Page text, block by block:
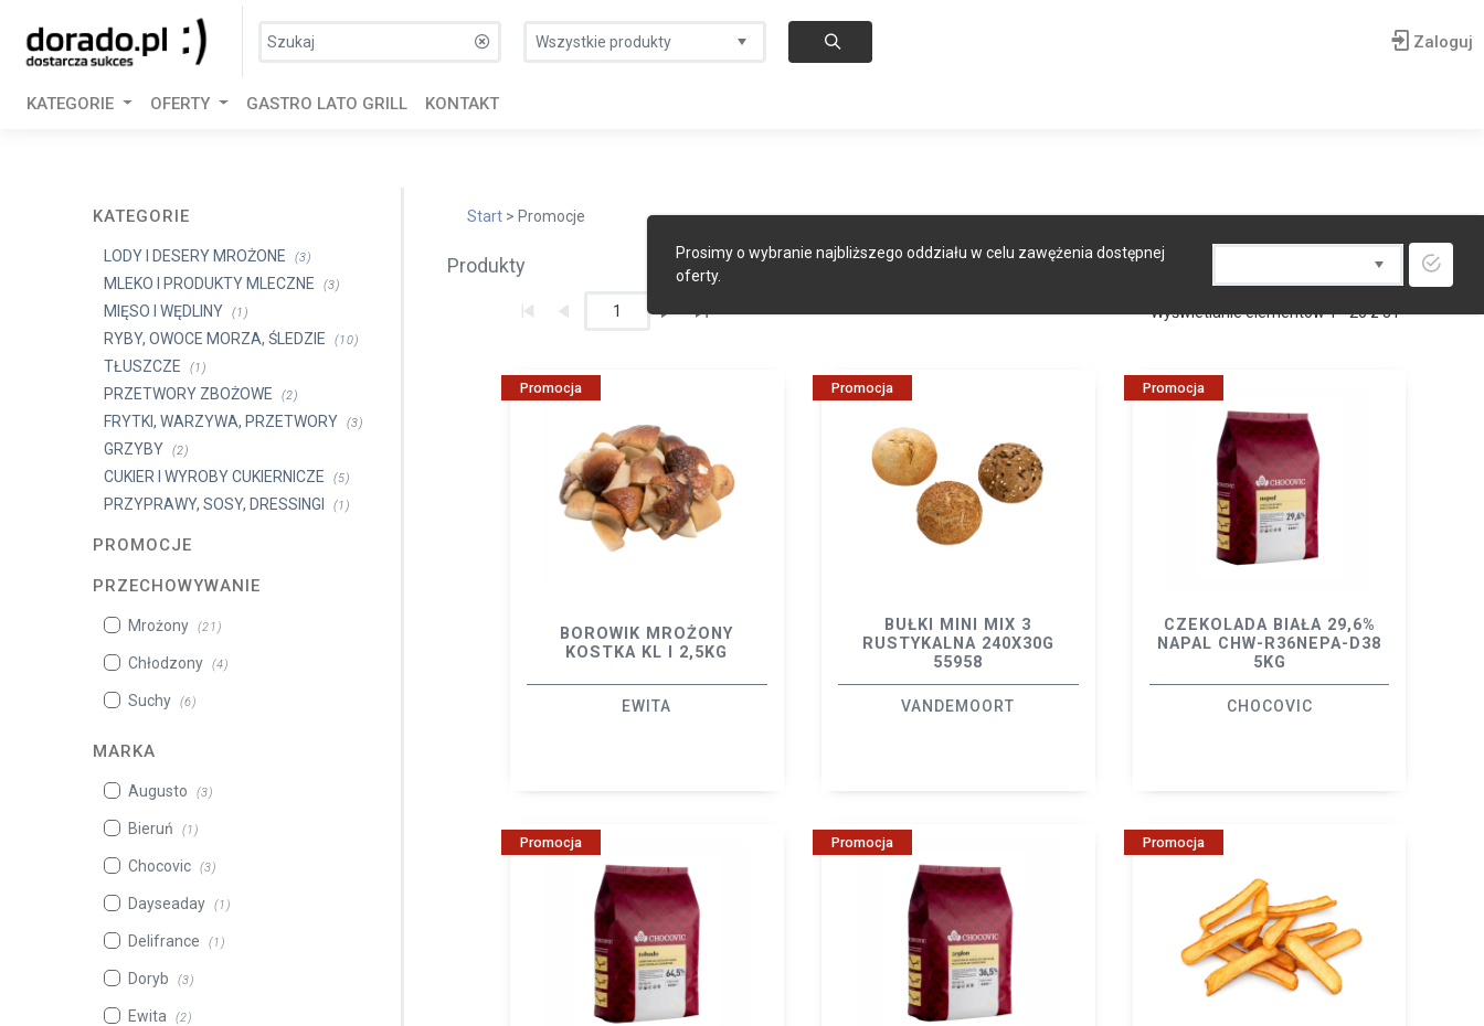
Wszystkie produkty Zaloguj
KATEGORIE OFERTY GASTRO LATO GRILL KONTAKT
Prosimy o wybranie najbliższego oddziału w celu zawężenia dostępnej
oferty.
KATEGORIE
LODY I DESERY MROŻONE (3)
MLEKO I PRODUKTY MLECZNE (3)
MIĘSO I WĘDLINY (1)
RYBY, OWOCE MORZA, ŚLEDZIE (10)
TŁUSZCZE (1)
PRZETWORY ZBOŻOWE (2)
FRYTKI, WARZYWA, PRZETWORY (3)
GRZYBY (2)
CUKIER I WYROBY CUKIERNICZE (5)
PRZYPRAWY, SOSY, DRESSINGI (1)
PROMOCJE
PRZECHOWYWANIE
Mrożony (21)
Chłodzony (4)
Suchy (6)
MARKA
Augusto (3)
Bieruń (1)
Chocovic (3)
Dayseaday (1)
Delifrance (1)
Doryb (3)
Ewita (2)
Start > Promocje
Produkty
1 Wyświetlanie elementów 1 - 20 z 31
Promocja
BOROWIK MROŻONY
KOSTKA KL I 2,5KG
EWITA
Promocja
BUŁKI MINI MIX 3
RUSTYKALNA 240X30G
55958
VANDEMOORT
Promocja
CZEKOLADA BIAŁA 29,6%
NAPAL CHW-R36NEPA-D38
5KG
CHOCOVIC
Promocja Promocja Promocja